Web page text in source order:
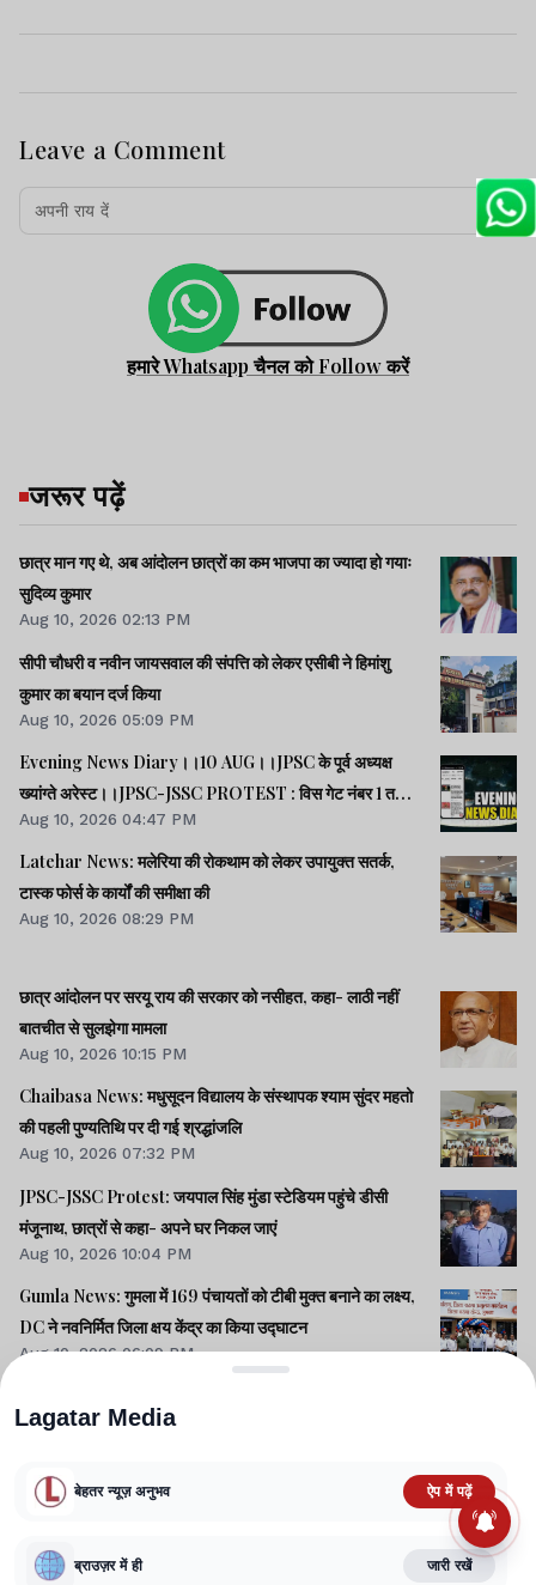
Leave a Comment
हमारे Whatsapp चैनल को Follow करें
जरूर पढ़ें
छात्र मान गए थे, अब आंदोलन छात्रों का कम भाजपा का ज्यादा हो गयाः
सुदिव्य कुमार
Aug 10, 2026 02:13 PM
सीपी चौधरी व नवीन जायसवाल की संपत्ति को लेकर एसीबी ने हिमांशु
कुमार का बयान दर्ज किया
Aug 10, 2026 05:09 PM
Evening News Diary।।10 AUG।।JPSC के पूर्व अध्यक्ष
ख्यांग्ते अरेस्ट।।JPSC-JSSC PROTEST : विस गेट नंबर 1 तक
पहुंचे छात्र, लाठीचार्ज, वाटर कैनन व आंसू गैस छोड़े।।झारखंड विस :
8399.31 करोड़ का अनुपूरक बजट पास।।मोदी-शाह के इस्तीफे की
मांग, रिजिजू बोले-सरकार चर्चा को तैयार।।समेत कई खबरें व
वीडियो।।
Aug 10, 2026 04:47 PM
Latehar News: मलेरिया की रोकथाम को लेकर उपायुक्त सतर्क,
टास्क फोर्स के कार्यों की समीक्षा की
Aug 10, 2026 08:29 PM
छात्र आंदोलन पर सरयू राय की सरकार को नसीहत, कहा- लाठी नहीं
बातचीत से सुलझेगा मामला
Aug 10, 2026 10:15 PM
Chaibasa News: मधुसूदन विद्यालय के संस्थापक श्याम सुंदर महतो
की पहली पुण्यतिथि पर दी गई श्रद्धांजलि
Aug 10, 2026 07:32 PM
JPSC-JSSC Protest: जयपाल सिंह मुंडा स्टेडियम पहुंचे डीसी
मंजूनाथ, छात्रों से कहा- अपने घर निकल जाएं
Aug 10, 2026 10:04 PM
Gumla News: गुमला में 169 पंचायतों को टीबी मुक्त बनाने का लक्ष्य,
DC ने नवनिर्मित जिला क्षय केंद्र का किया उद्घाटन
Aug 10, 2026 06:09 PM
TERMS AND CONDITIONS
CORRECTIONS POLICY
FACT CHECKING POLICY
Lagatar Media
बेहतर न्यूज़ अनुभव ऐप में पढ़ें
ब्राउज़र में ही जारी रखें